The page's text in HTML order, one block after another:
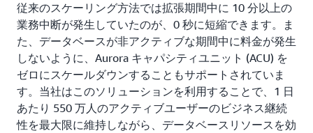
従来のスケーリング方法では拡張期間中に 10 分以上の
業務中断が発生していたのが、0 秒に短縮できます。ま
た、データベースが非アクティブな期間中に料金が発生
しないように、Aurora キャパシティユニット (ACU) を
ゼロにスケールダウンすることもサポートされていま
す。当社はこのソリューションを利用することで、1 日
あたり 550 万人のアクティブユーザーのビジネス継続
性を最大限に維持しながら、データベースリソースを効